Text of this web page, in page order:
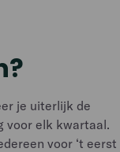
je uiterlijk de
voor elk kwartaal.
voor ‘t eerst